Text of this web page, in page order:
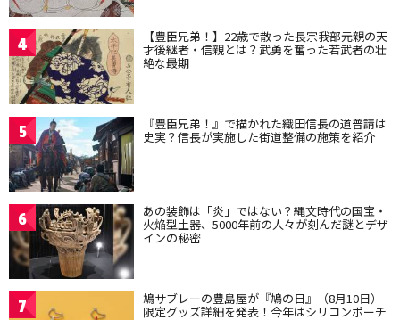
4 【豊臣兄弟！】22歳で散った長宗我部元親の天
才後継者・信親とは？武勇を奮った若武者の壮
絶な最期
5 『豊臣兄弟！』で描かれた織田信長の道普請は
史実？信長が実施した街道整備の施策を紹介
6 あの装飾は「炎」ではない？縄文時代の国宝・
火焔型土器、5000年前の人々が刻んだ謎とデザ
インの秘密
7 鳩サブレーの豊島屋が『鳩の日』（8月10日）
限定グッズ詳細を発表！今年はシリコンポーチ